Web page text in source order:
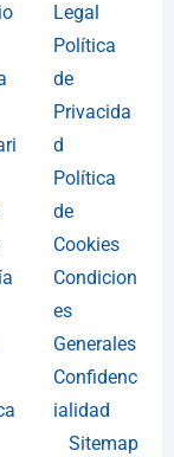
Legal
Política
de
Privacida
d
Política
de
Cookies
Condicion
es
Generales
Confidenc
ialidad
Sitemap